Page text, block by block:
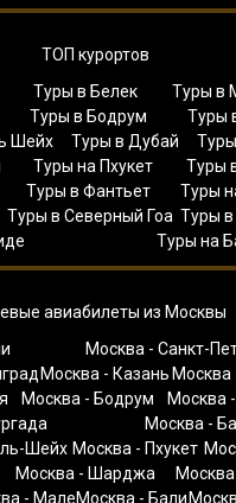
ТОП курортов
Туры в Белек
Туры в
Туры в Бодрум
Туры
Шейх
Туры в Дубай
Туры на Пхукет
Туры
Туры в Фантьет
Туры
Туры в Северный Гоа Туры
Туры на
авиабилеты из Москвы
Москва - Санкт-
Москва - КазаньМосква
Москва - Бодрум
Москва
Москва -
Шейх Москва - Пхукет
Москва - Шарджа
- МалеМосква - Бали